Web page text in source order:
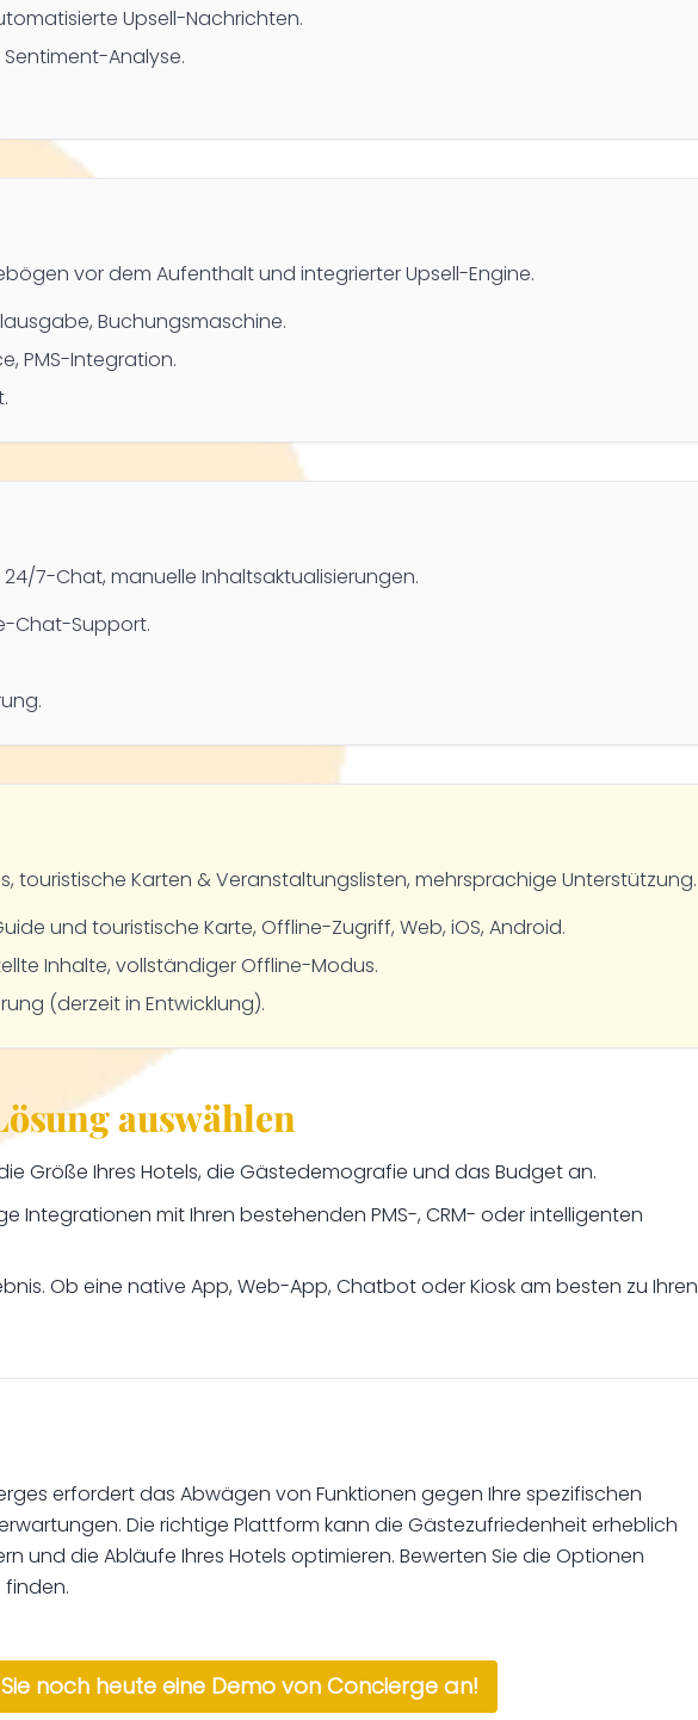
Upsell-Nachrichten.
Analyse.
vor dem Aufenthalt und integrierter Upsell-Engine.
Buchungsmaschine.
PMS-Integration.
7-Chat, manuelle Inhaltsaktualisierungen.
Chat-Support.
touristische Karten & Veranstaltungslisten, mehrsprachige Unterstützung.
und touristische Karte, Offline-Zugriff, Web, iOS, Android.
Inhalte, vollständiger Offline-Modus.
(derzeit in Entwicklung).
auswählen
Größe Ihres Hotels, die Gästedemografie und das Budget an.
Integrationen mit Ihren bestehenden PMS-, CRM- oder intelligenten
Ob eine native App, Web-App, Chatbot oder Kiosk am besten zu Ihren
erfordert das Abwägen von Funktionen gegen Ihre spezifischen
Die richtige Plattform kann die Gästezufriedenheit erheblich
und die Abläufe Ihres Hotels optimieren. Bewerten Sie die Optionen
noch heute eine Demo von Concierge an!